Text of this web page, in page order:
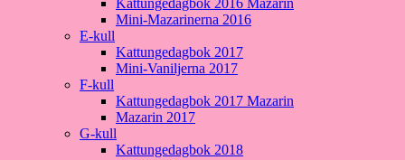
Kattungedagbok 2016 Mazarin
Mini-Mazarinerna 2016
E-kull
Kattungedagbok 2017
Mini-Vaniljerna 2017
F-kull
Kattungedagbok 2017 Mazarin
Mazarin 2017
G-kull
Kattungedagbok 2018